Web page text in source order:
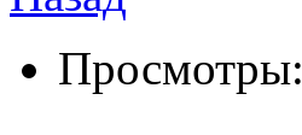
Просмотры: